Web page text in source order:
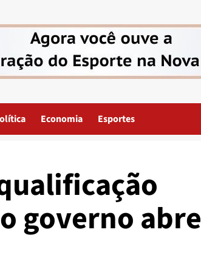
Economia Esportes
governo abre